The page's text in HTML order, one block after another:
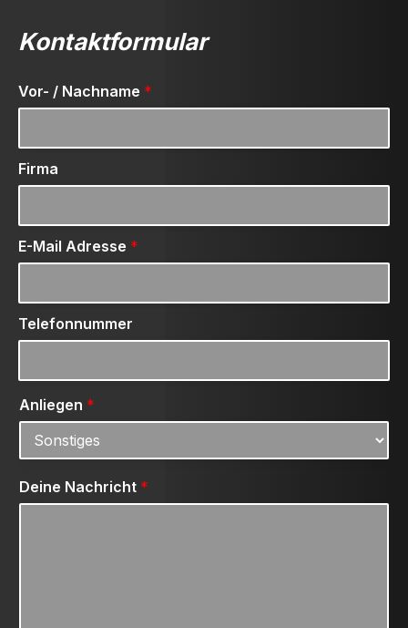
Kontaktformular
Vor- / Nachname *
Firma
E-Mail Adresse *
Telefonnummer
Anliegen *
Deine Nachricht *